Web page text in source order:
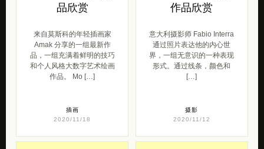
品欣赏
来自莫斯科的年轻插画家
Amak 分享的一组最新作
品，一组充满着鲜明的技巧
和个人风格大数字艺术绘画
作品。 Mo […]
插画
2020/11/18
作品欣赏
意大利摄影师 Fabio Interra
通过照片表达他的内心世
界，一组无意识的一种表现
形式。通过线条，颜色和
[…]
摄影
2020/11/12